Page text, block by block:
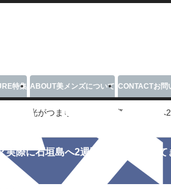
特集 ABOUT美メンズについて CONTACTお問
島の観光がつまらない！？実際に石垣島
実際に石垣島へ2週間ほど一人旅して